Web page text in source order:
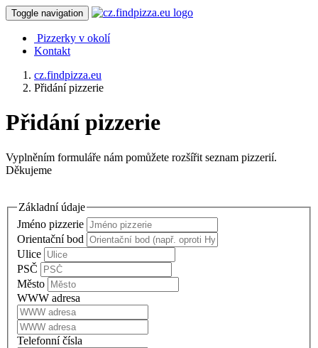
Toggle navigation
Pizzerky v okolí
Kontakt
cz.findpizza.eu
Přidání pizzerie
Přidání pizzerie
Vyplněním formuláře nám pomůžete rozšířit seznam pizzerií.
Děkujeme
Základní údaje
Jméno pizzerie
Orientační bod
Ulice
PSČ
Město
WWW adresa
Telefonní čísla